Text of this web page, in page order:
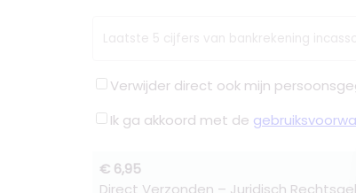
Laatste 5 cijfers van bankrekening
Verwijder direct ook mijn
Ik ga akkoord met de
€ 6,95
Direct Verzonden – Juridisch